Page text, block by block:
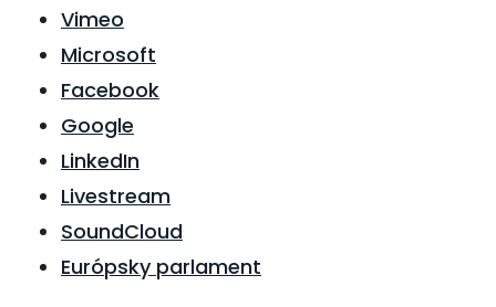
Vimeo
Microsoft
Facebook
Google
LinkedIn
Livestream
SoundCloud
Európsky parlament